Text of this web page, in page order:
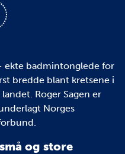
ekte badmintonglede for
bredde blant kretsene i
Roger Sagen er
Norges
og store